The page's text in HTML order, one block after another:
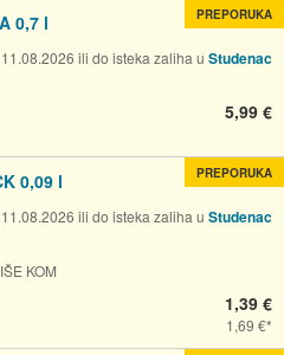
0,7 l
ili do isteka zaliha u Studenac
5,99 €
PREPORUKA
0,09 l
ili do isteka zaliha u Studenac
KOM
1,39 €
1,69 €
PREPORUKA